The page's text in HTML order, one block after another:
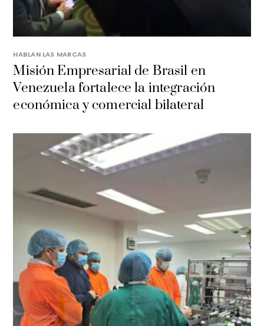
HABLAN LAS MARCAS
Misión Empresarial de Brasil en
Venezuela fortalece la integración
económica y comercial bilateral